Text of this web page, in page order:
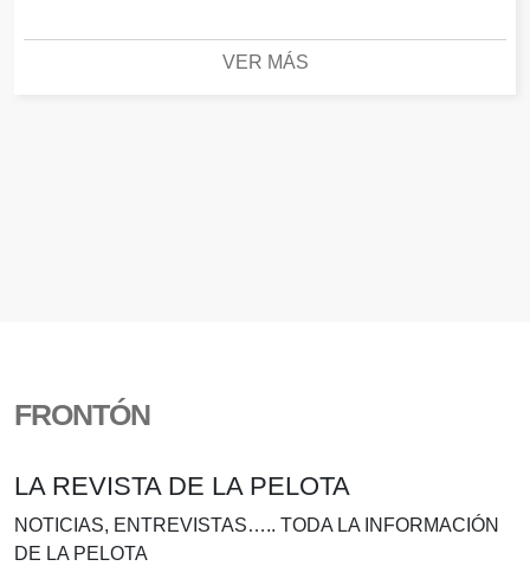
VER MÁS
FRONTÓN
LA REVISTA DE LA PELOTA
NOTICIAS, ENTREVISTAS….. TODA LA INFORMACIÓN
DE LA PELOTA